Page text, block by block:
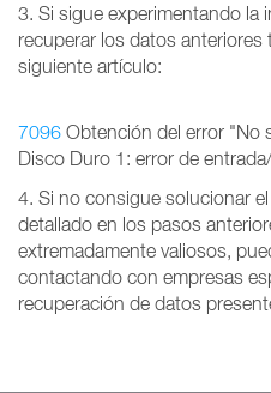
3. Si sigue experimentando la
recuperar los datos anteriores
siguiente artículo:
7096 Obtención del error "No
Disco Duro 1: error de
4. Si no consigue solucionar
detallado en los pasos
extremadamente valiosos,
contactando con empresas
recuperación de datos